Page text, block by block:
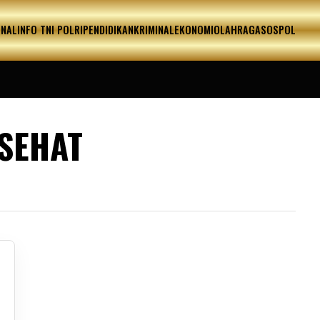
INFO TNI POLRIPENDIDIKANKRIMINALEKONOMIOLAHRAGASOSPOL